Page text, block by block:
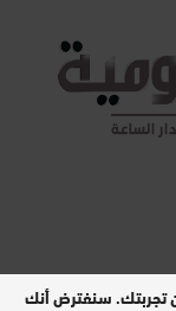
تجربتك. سنفترض أنك